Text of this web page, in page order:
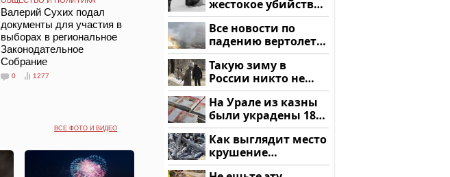
Валерий Сухих подал
документы для участия в
выборах в региональное
Законодательное
Собрание
0 1277
ВСЕ ФОТО И ВИДЕО
жестокое убийство
криптомиллионера
Все новости по
падению вертолета
на Кавказе: читать
здесь
Такую зиму в
России никто не
ждал: как так?!
На Урале из казны
были украдены 18
миллионов рублей
Как выглядит место
крушение
вертолета на